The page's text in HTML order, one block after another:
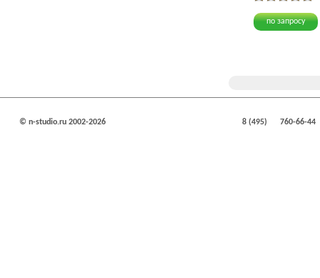
по запросу
© n-studio.ru 2002-2026 8 (495) 760-66-44